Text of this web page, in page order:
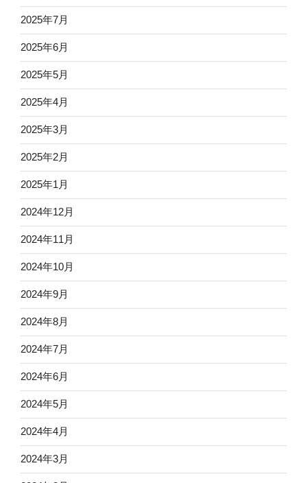
2025年7月
2025年6月
2025年5月
2025年4月
2025年3月
2025年2月
2025年1月
2024年12月
2024年11月
2024年10月
2024年9月
2024年8月
2024年7月
2024年6月
2024年5月
2024年4月
2024年3月